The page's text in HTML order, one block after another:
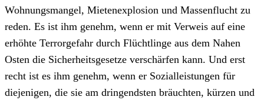
Wohnungsmangel, Mietenexplosion und Massenflucht zu
reden. Es ist ihm genehm, wenn er mit Verweis auf eine
erhöhte Terrorgefahr durch Flüchtlinge aus dem Nahen
Osten die Sicherheitsgesetze verschärfen kann. Und erst
recht ist es ihm genehm, wenn er Sozialleistungen für
diejenigen, die sie am dringendsten bräuchten, kürzen und